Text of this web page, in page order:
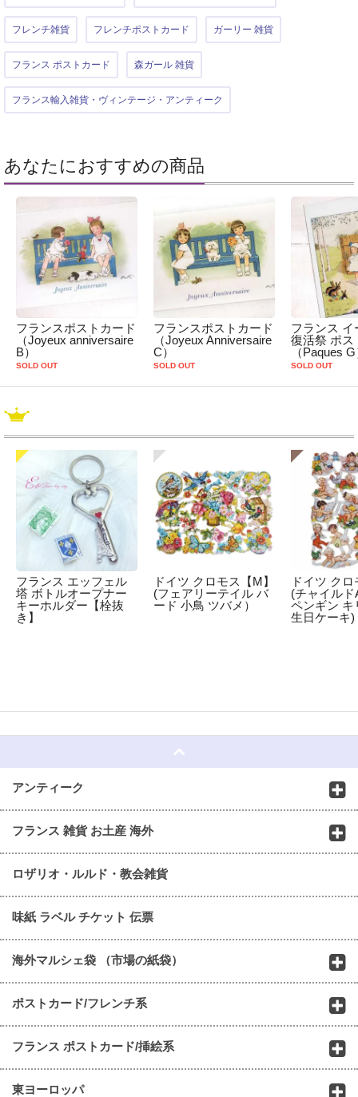
フレンチ雑貨 フレンチポストカード ガーリー 雑貨
フランス ポストカード 森ガール 雑貨
フランス輸入雑貨・ヴィンテージ・アンティーク
あなたにおすすめの商品
フランスポストカード
（Joyeux anniversaire
B）
SOLD OUT
フランスポストカード
（Joyeux Anniversaire
C）
SOLD OUT
フランス イ
復活祭 ポス
（Paques
SOLD OUT
フランス エッフェル
塔 ボトルオープナー
キーホルダー【栓抜
き】
ドイツ クロモス【M】
(フェアリーテイル バ
ード 小鳥 ツバメ）
ドイツ ク
(チャイルド
ペンギン キ
生日ケーキ)
アンティーク
フランス 雑貨 お土産 海外
ロザリオ・ルルド・教会雑貨
味紙 ラベル チケット 伝票
海外マルシェ袋 （市場の紙袋）
ポストカード/フレンチ系
フランス ポストカード/挿絵系
東ヨーロッパ